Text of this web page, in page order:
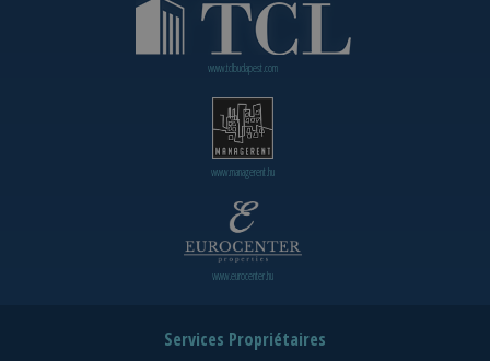
www.tclbudapest.com
www.managerent.hu
www.eurocenter.hu
Services Propriétaires